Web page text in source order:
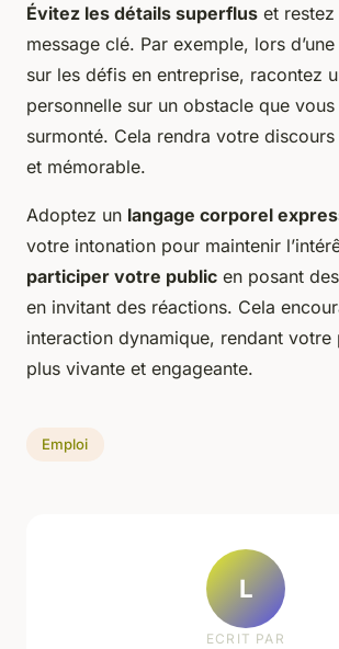
Évitez les détails superflus et
message clé. Par exemple, lors
sur les défis en entreprise, racontez
personnelle sur un obstacle que vous
surmonté. Cela rendra votre
et mémorable.
Adoptez un langage corporel
votre intonation pour maintenir
participer votre public en posant
en invitant des réactions. Cela
interaction dynamique, rendant votre
plus vivante et engageante.
Emploi
L
ECRIT PAR